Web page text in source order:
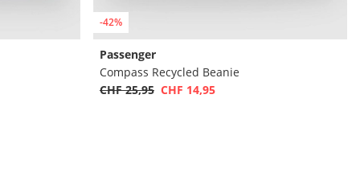
-42%
Passenger
Compass Recycled Beanie
CHF 25,95 CHF 14,95